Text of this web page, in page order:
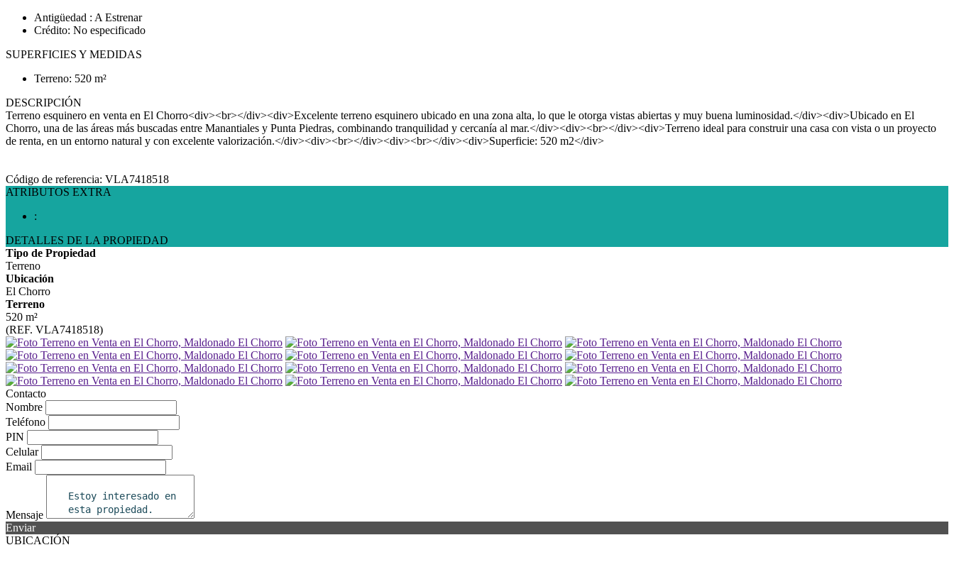
Antigüedad : A Estrenar
Crédito: No especificado
SUPERFICIES Y MEDIDAS
Terreno: 520 m²
DESCRIPCIÓN
Terreno esquinero en venta en El Chorro<div><br></div><div>Excelente terreno esquinero ubicado en una zona alta, lo que le otorga vistas abiertas y muy buena luminosidad.</div><div>Ubicado en El
Chorro, una de las áreas más buscadas entre Manantiales y Punta Piedras, combinando tranquilidad y cercanía al mar.</div><div><br></div><div>Terreno ideal para construir una casa con vista o un proyecto
de renta, en un entorno natural y con excelente valorización.</div><div><br></div><div><br></div><div>Superficie: 520 m2</div>
Código de referencia: VLA7418518
ATRIBUTOS EXTRA
:
DETALLES DE LA PROPIEDAD
Tipo de Propiedad
Terreno
Ubicación
El Chorro
Terreno
520 m²
(REF. VLA7418518)
Contacto
Nombre
Teléfono
PIN
Celular
Email
Mensaje
Enviar
UBICACIÓN